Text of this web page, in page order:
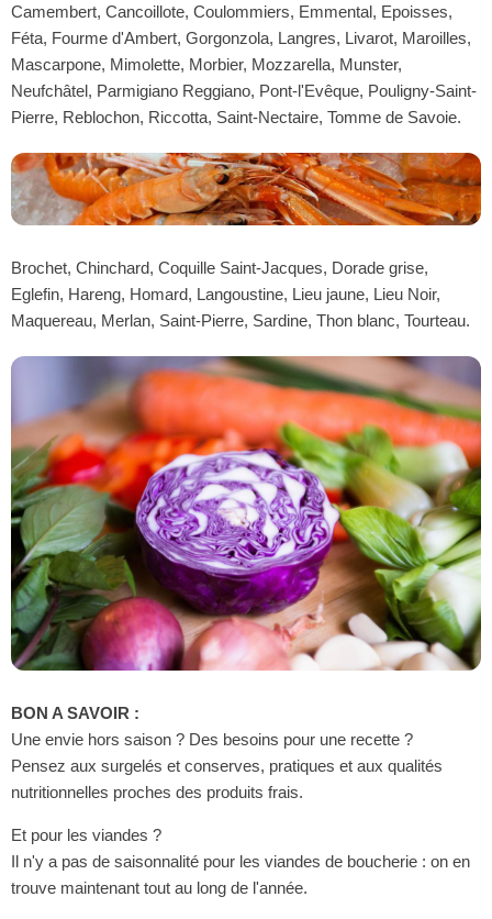
Camembert, Cancoillote, Coulommiers, Emmental, Epoisses,
Féta, Fourme d'Ambert, Gorgonzola, Langres, Livarot, Maroilles,
Mascarpone, Mimolette, Morbier, Mozzarella, Munster,
Neufchâtel, Parmigiano Reggiano, Pont-l'Evêque, Pouligny-Saint-
Pierre, Reblochon, Riccotta, Saint-Nectaire, Tomme de Savoie.
Brochet, Chinchard, Coquille Saint-Jacques, Dorade grise,
Eglefin, Hareng, Homard, Langoustine, Lieu jaune, Lieu Noir,
Maquereau, Merlan, Saint-Pierre, Sardine, Thon blanc, Tourteau.
BON A SAVOIR :
Une envie hors saison ? Des besoins pour une recette ?
Pensez aux surgelés et conserves, pratiques et aux qualités
nutritionnelles proches des produits frais.
Et pour les viandes ?
Il n'y a pas de saisonnalité pour les viandes de boucherie : on en
trouve maintenant tout au long de l'année.